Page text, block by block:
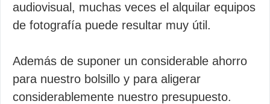
audiovisual, muchas veces el alquilar equipos
de fotografía puede resultar muy útil.
Además de suponer un considerable ahorro
para nuestro bolsillo y para aligerar
considerablemente nuestro presupuesto.